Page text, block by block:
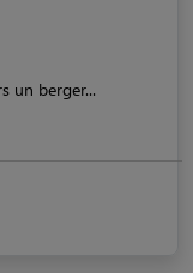
un berger...